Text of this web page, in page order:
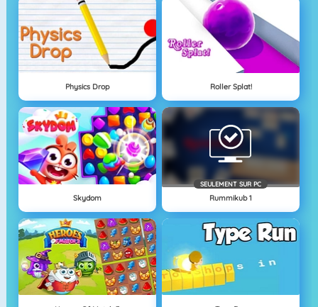
Physics Drop Roller Splat!
Skydom
SEULEMENT SUR PC
Rummikub 1